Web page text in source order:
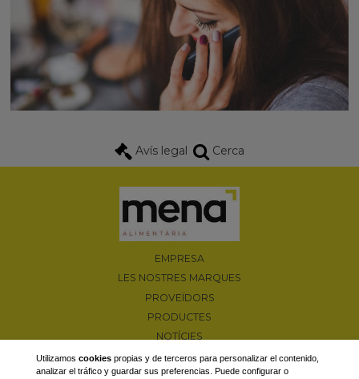
Avís legal Cerca
EMPRESA
LES NOSTRES MARQUES
PROVEÏDORS
PRODUCTES
NOTÍCIES
PROMOCIONS
Utilizamos cookiespropias y de terceros para personalizar el contenido,
analizar el tráfico y guardar sus preferencias. Puede configurar o